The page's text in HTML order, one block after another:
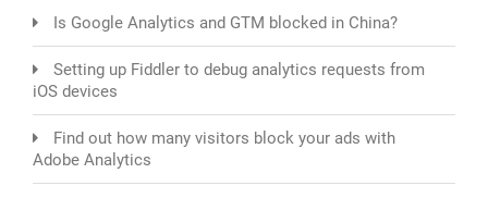
Is Google Analytics and GTM blocked in China?
Setting up Fiddler to debug analytics requests from
iOS devices
Find out how many visitors block your ads with
Adobe Analytics